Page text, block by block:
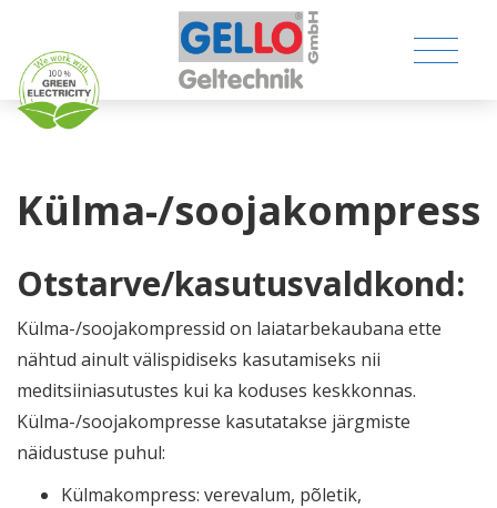
TECHNICAL PRODUCTS
COMPANY
CONTACT
Külma-/soojakompress
Otstarve/kasutusvaldkond:
Külma-/soojakompressid on laiatarbekaubana ette
nähtud ainult välispidiseks kasutamiseks nii
meditsiiniasutustes kui ka koduses keskkonnas.
Külma-/soojakompresse kasutatakse järgmiste
näidustuse puhul:
Külmakompress: verevalum, põletik,